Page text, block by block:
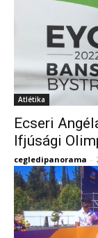
Atlétika
Ecseri
Ifjúsági
cegledipanorama -